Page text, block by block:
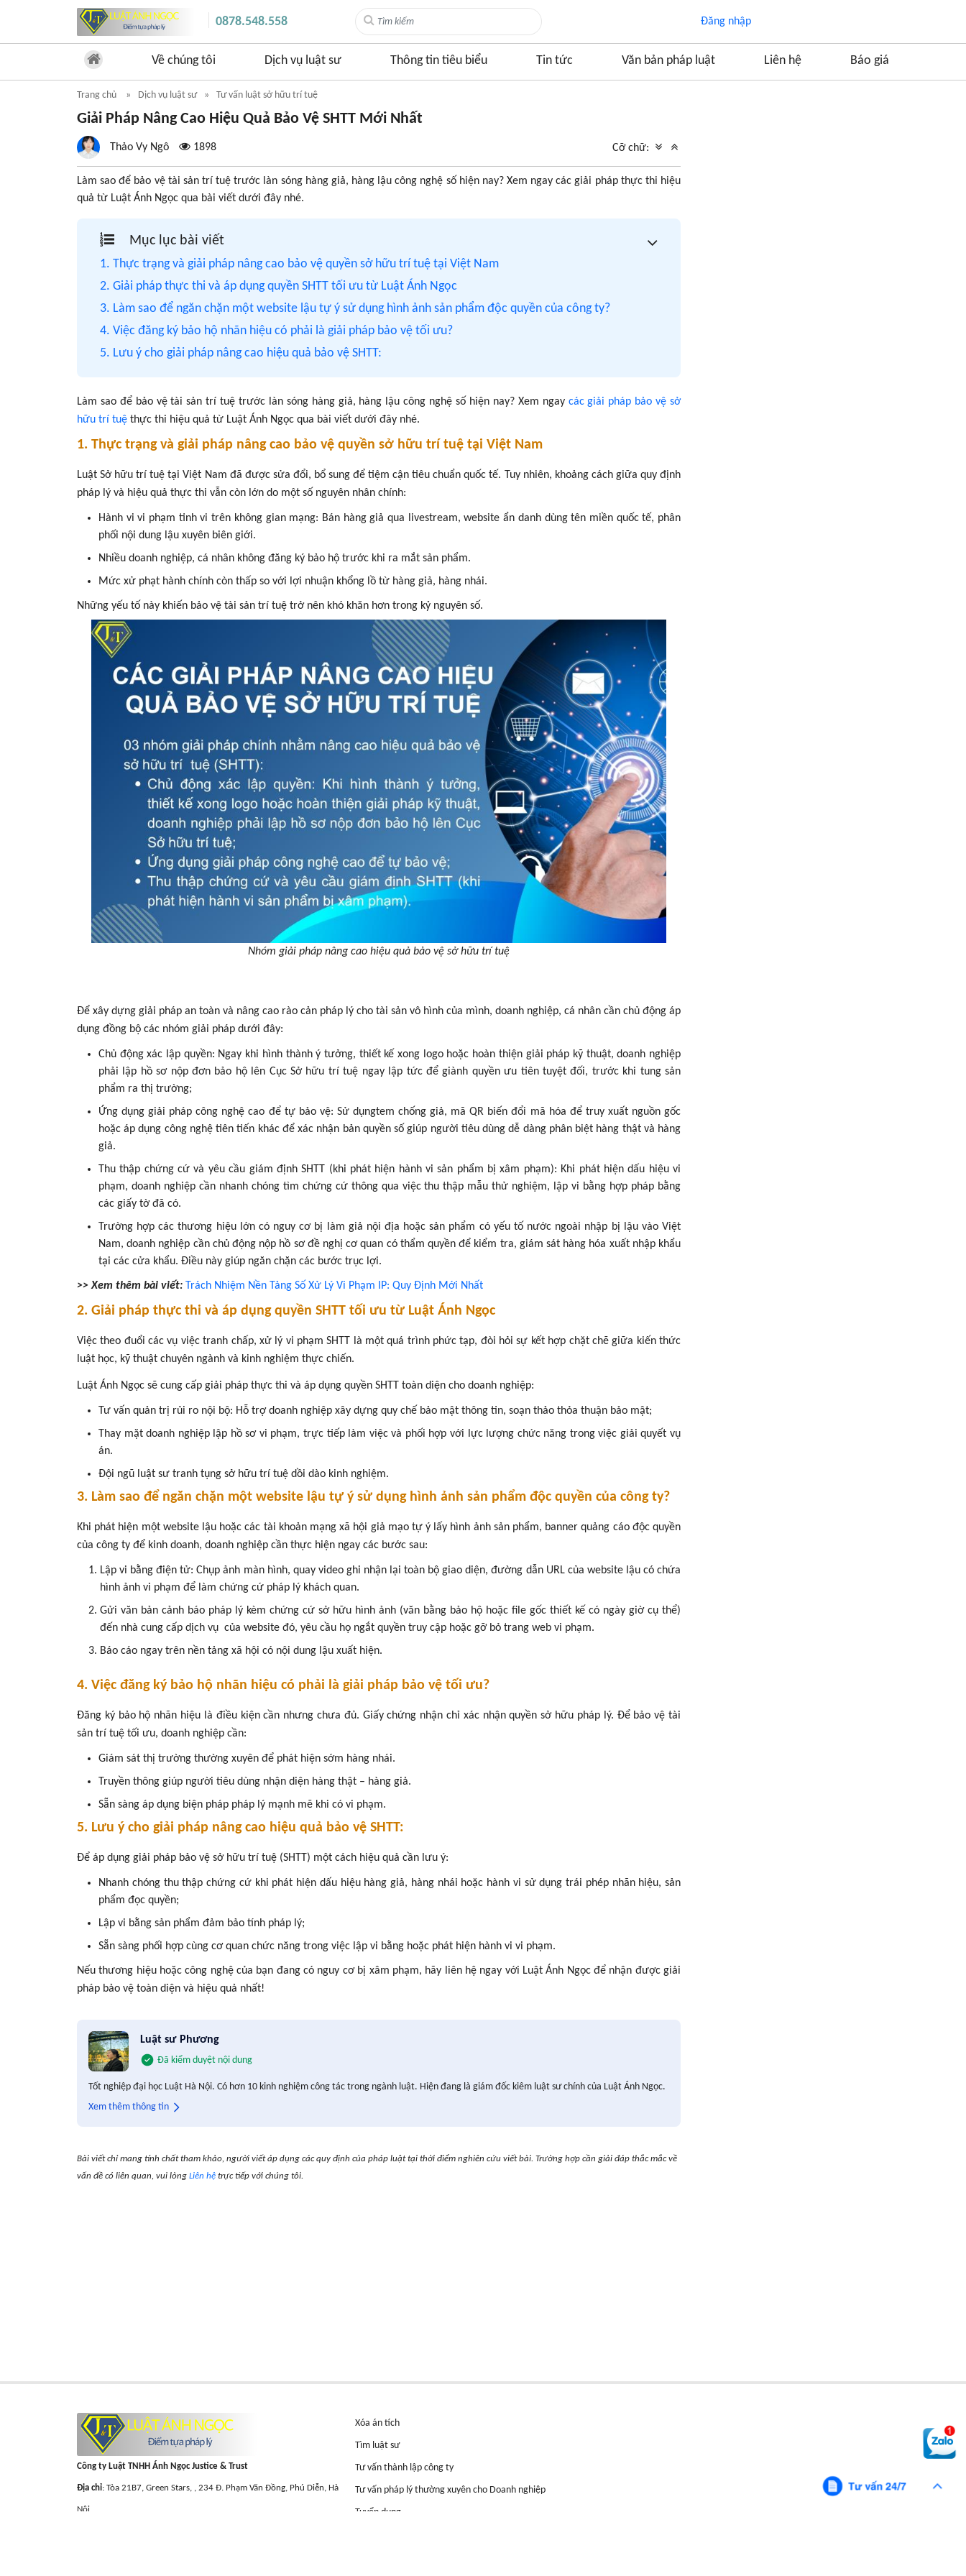
0878.548.558 Đăng nhập
Về chúng tôi Dịch vụ luật sư Thông tin tiêu biểu Tin tức Văn bản pháp luật Liên hệ Báo giá
Trang chủ Dịch vụ luật sư Tư vấn luật sở hữu trí tuệ
Giải Pháp Nâng Cao Hiệu Quả Bảo Vệ SHTT Mới Nhất
Thảo Vy Ngô 1898 Cỡ chữ:
Làm sao để bảo vệ tài sản trí tuệ trước làn sóng hàng giả, hàng lậu công nghệ số hiện nay? Xem ngay các giải pháp thực thi hiệu
quả từ Luật Ánh Ngọc qua bài viết dưới đây nhé.
Mục lục bài viết
1. Thực trạng và giải pháp nâng cao bảo vệ quyền sở hữu trí tuệ tại Việt Nam
2. Giải pháp thực thi và áp dụng quyền SHTT tối ưu từ Luật Ánh Ngọc
3. Làm sao để ngăn chặn một website lậu tự ý sử dụng hình ảnh sản phẩm độc quyền của công ty?
4. Việc đăng ký bảo hộ nhãn hiệu có phải là giải pháp bảo vệ tối ưu?
5. Lưu ý cho giải pháp nâng cao hiệu quả bảo vệ SHTT:
Làm sao để bảo vệ tài sản trí tuệ trước làn sóng hàng giả, hàng lậu công nghệ số hiện nay? Xem ngay các giải pháp bảo vệ sở
hữu trí tuệ thực thi hiệu quả từ Luật Ánh Ngọc qua bài viết dưới đây nhé.
1. Thực trạng và giải pháp nâng cao bảo vệ quyền sở hữu trí tuệ tại Việt Nam
Luật Sở hữu trí tuệ tại Việt Nam đã được sửa đổi, bổ sung để tiệm cận tiêu chuẩn quốc tế. Tuy nhiên, khoảng cách giữa quy định
pháp lý và hiệu quả thực thi vẫn còn lớn do một số nguyên nhân chính:
Hành vi vi phạm tinh vi trên không gian mạng: Bán hàng giả qua livestream, website ẩn danh dùng tên miền quốc tế, phân
phối nội dung lậu xuyên biên giới.
Nhiều doanh nghiệp, cá nhân không đăng ký bảo hộ trước khi ra mắt sản phẩm.
Mức xử phạt hành chính còn thấp so với lợi nhuận khổng lồ từ hàng giả, hàng nhái.
Những yếu tố này khiến bảo vệ tài sản trí tuệ trở nên khó khăn hơn trong kỷ nguyên số.
Nhóm giải pháp nâng cao hiệu quả bảo vệ sở hữu trí tuệ
Để xây dựng giải pháp an toàn và nâng cao rào cản pháp lý cho tài sản vô hình của mình, doanh nghiệp, cá nhân cần chủ động áp
dụng đồng bộ các nhóm giải pháp dưới đây:
Chủ động xác lập quyền: Ngay khi hình thành ý tưởng, thiết kế xong logo hoặc hoàn thiện giải pháp kỹ thuật, doanh nghiệp
phải lập hồ sơ nộp đơn bảo hộ lên Cục Sở hữu trí tuệ ngay lập tức để giành quyền ưu tiên tuyệt đối, trước khi tung sản
phẩm ra thị trường;
Ứng dụng giải pháp công nghệ cao để tự bảo vệ: Sử dụngtem chống giả, mã QR biến đổi mã hóa để truy xuất nguồn gốc
hoặc áp dụng công nghệ tiên tiến khác để xác nhận bản quyền số giúp người tiêu dùng dễ dàng phân biệt hàng thật và hàng
giả.
Thu thập chứng cứ và yêu cầu giám định SHTT (khi phát hiện hành vi sản phẩm bị xâm phạm): Khi phát hiện dấu hiệu vi
phạm, doanh nghiệp cần nhanh chóng tìm chứng cứ thông qua việc thu thập mẫu thử nghiệm, lập vi bằng hợp pháp bằng
các giấy tờ đã có.
Trường hợp các thương hiệu lớn có nguy cơ bị làm giả nội địa hoặc sản phẩm có yếu tố nước ngoài nhập bị lậu vào Việt
Nam, doanh nghiệp cần chủ động nộp hồ sơ đề nghị cơ quan có thẩm quyền để kiểm tra, giám sát hàng hóa xuất nhập khẩu
tại các cửa khẩu. Điều này giúp ngăn chặn các bước trục lợi.
>> Xem thêm bài viết: Trách Nhiệm Nền Tảng Số Xử Lý Vi Phạm IP: Quy Định Mới Nhất
2. Giải pháp thực thi và áp dụng quyền SHTT tối ưu từ Luật Ánh Ngọc
Việc theo đuổi các vụ việc tranh chấp, xử lý vi phạm SHTT là một quá trình phức tạp, đòi hỏi sự kết hợp chặt chẽ giữa kiến thức
luật học, kỹ thuật chuyên ngành và kinh nghiệm thực chiến.
Luật Ánh Ngọc sẽ cung cấp giải pháp thực thi và áp dụng quyền SHTT toàn diện cho doanh nghiệp:
Tư vấn quản trị rủi ro nội bộ: Hỗ trợ doanh nghiệp xây dựng quy chế bảo mật thông tin, soạn thảo thỏa thuận bảo mật;
Thay mặt doanh nghiệp lập hồ sơ vi phạm, trực tiếp làm việc và phối hợp với lực lượng chức năng trong việc giải quyết vụ
án.
Đội ngũ luật sư tranh tụng sở hữu trí tuệ dồi dào kinh nghiệm.
3. Làm sao để ngăn chặn một website lậu tự ý sử dụng hình ảnh sản phẩm độc quyền của công ty?
Khi phát hiện một website lậu hoặc các tài khoản mạng xã hội giả mạo tự ý lấy hình ảnh sản phẩm, banner quảng cáo độc quyền
của công ty để kinh doanh, doanh nghiệp cần thực hiện ngay các bước sau:
Lập vi bằng điện tử: Chụp ảnh màn hình, quay video ghi nhận lại toàn bộ giao diện, đường dẫn URL của website lậu có chứa
hình ảnh vi phạm để làm chứng cứ pháp lý khách quan.
Gửi văn bản cảnh báo pháp lý kèm chứng cứ sở hữu hình ảnh (văn bằng bảo hộ hoặc file gốc thiết kế có ngày giờ cụ thể)
đến nhà cung cấp dịch vụ của website đó, yêu cầu họ ngắt quyền truy cập hoặc gỡ bỏ trang web vi phạm.
Báo cáo ngay trên nền tảng xã hội có nội dung lậu xuất hiện.
4. Việc đăng ký bảo hộ nhãn hiệu có phải là giải pháp bảo vệ tối ưu?
Đăng ký bảo hộ nhãn hiệu là điều kiện cần nhưng chưa đủ. Giấy chứng nhận chỉ xác nhận quyền sở hữu pháp lý. Để bảo vệ tài
sản trí tuệ tối ưu, doanh nghiệp cần:
Giám sát thị trường thường xuyên để phát hiện sớm hàng nhái.
Truyền thông giúp người tiêu dùng nhận diện hàng thật – hàng giả.
Sẵn sàng áp dụng biện pháp pháp lý mạnh mẽ khi có vi phạm.
5. Lưu ý cho giải pháp nâng cao hiệu quả bảo vệ SHTT:
Để áp dụng giải pháp bảo vệ sở hữu trí tuệ (SHTT) một cách hiệu quả cần lưu ý:
Nhanh chóng thu thập chứng cứ khi phát hiện dấu hiệu hàng giả, hàng nhái hoặc hành vi sử dụng trái phép nhãn hiệu, sản
phẩm đọc quyền;
Lập vi bằng sản phẩm đảm bảo tính pháp lý;
Sẵn sàng phối hợp cùng cơ quan chức năng trong việc lập vi bằng hoặc phát hiện hành vi vi phạm.
Nếu thương hiệu hoặc công nghệ của bạn đang có nguy cơ bị xâm phạm, hãy liên hệ ngay với Luật Ánh Ngọc để nhận được giải
pháp bảo vệ toàn diện và hiệu quả nhất!
Luật sư Phương
Đã kiểm duyệt nội dung
Tốt nghiệp đại học Luật Hà Nội. Có hơn 10 kinh nghiệm công tác trong ngành luật. Hiện đang là giám đốc kiêm luật sư chính của Luật Ánh Ngọc.
Xem thêm thông tin
Bài viết chỉ mang tính chất tham khảo, người viết áp dụng các quy định của pháp luật tại thời điểm nghiên cứu viết bài. Trường hợp cần giải đáp thắc mắc về
vấn đề có liên quan, vui lòng Liên hệ trực tiếp với chúng tôi.
Công ty Luật TNHH Ánh Ngọc Justice & Trust
Địa chỉ: Tòa 21B7, Green Stars, , 234 Đ. Phạm Văn Đồng, Phú Diễn, Hà
Nội
Xóa án tích
Tìm luật sư
Tư vấn thành lập công ty
Tư vấn pháp lý thường xuyên cho Doanh nghiệp
Tuyển dụng